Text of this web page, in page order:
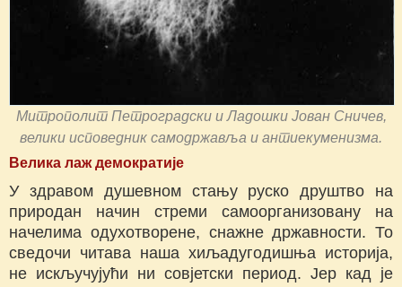
Митрополит Петроградски и Ладошки Јован Сничев,
велики исповедник самодржавља и антиекуменизма.
Велика лаж демократије
У здравом душевном стању руско друштво на
природан начин стреми самоорганизовану на
начелима одухотворене, снажне државности. То
сведочи читава наша хиљадугодишња историја,
не искључујући ни совјетски период. Јер кад је